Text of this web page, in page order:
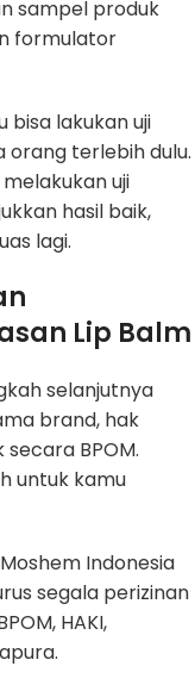
sampel produk
formulator
bisa lakukan uji
terlebih dulu.
uji
hasil baik,
lagi.
Lip Balm
selanjutnya
brand, hak
BPOM.
untuk kamu
Indonesia
segala perizinan
HAKI,